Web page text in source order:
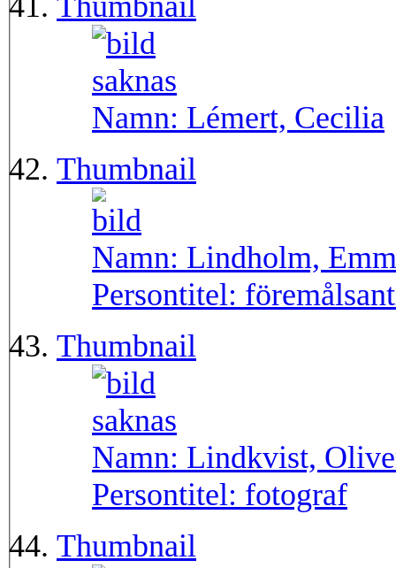
Namn: Lémert, Cecilia
Thumbnail
Namn: Lindholm,
Persontitel:
Thumbnail
Namn: Lindkvist,
Persontitel: fotograf
Thumbnail